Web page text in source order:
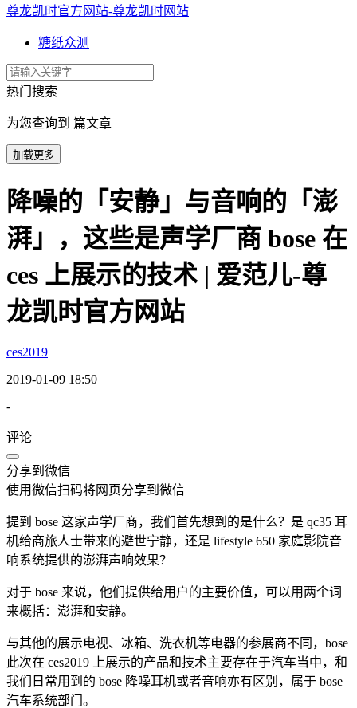
尊龙凯时官方网站-尊龙凯时网站
糖纸众测
热门搜索
为您查询到 篇文章
加载更多
降噪的「安静」与音响的「澎
湃」，这些是声学厂商 bose 在
ces 上展示的技术 | 爱范儿-尊
龙凯时官方网站
ces2019
2019-01-09 18:50
-
评论
分享到微信
使用微信扫码将网页分享到微信
提到 bose 这家声学厂商，我们首先想到的是什么？是 qc35 耳
机给商旅人士带来的避世宁静，还是 lifestyle 650 家庭影院音
响系统提供的澎湃声响效果？
对于 bose 来说，他们提供给用户的主要价值，可以用两个词
来概括：澎湃和安静。
与其他的展示电视、冰箱、洗衣机等电器的参展商不同，bose
此次在 ces2019 上展示的产品和技术主要存在于汽车当中，和
我们日常用到的 bose 降噪耳机或者音响亦有区别，属于 bose
汽车系统部门。